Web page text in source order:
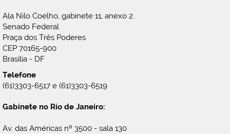
Ala Nilo Coelho, gabinete 11, anexo 2.
Senado Federal
Praça dos Três Poderes
CEP 70165-900
Brasília - DF
Telefone
(61)3303-6517 e (61)3303-6519
Gabinete no Rio de Janeiro:
Av. das Américas nº 3500 - sala 130